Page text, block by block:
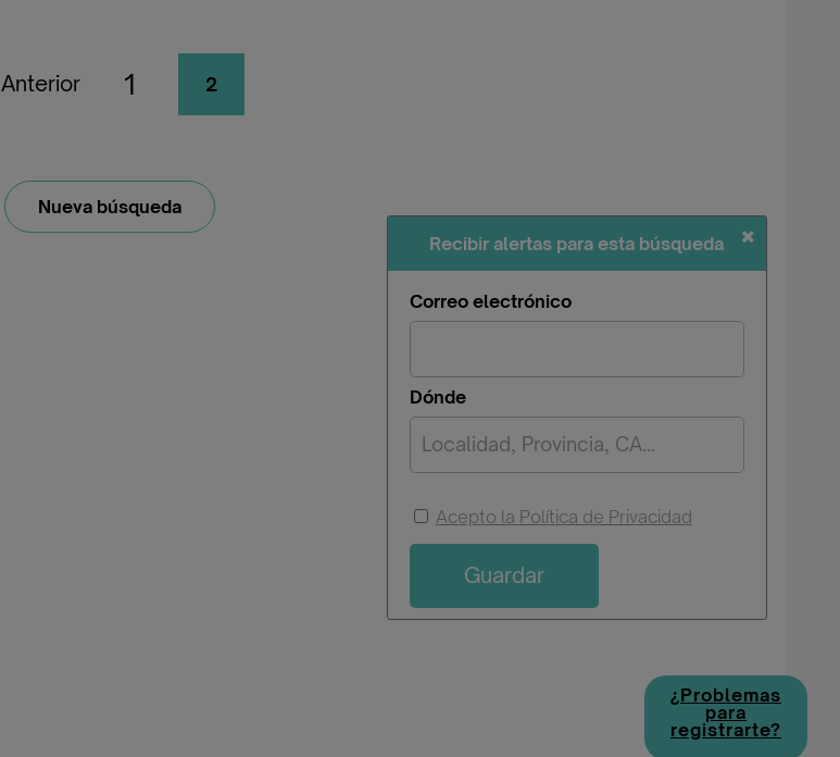
Recibir alertas para esta búsqueda
Correo electrónico
Dónde
Acepto la Política de Privacidad
Guardar
Anterior 1 2
Nueva búsqueda
¿Problemas
para
registrarte?